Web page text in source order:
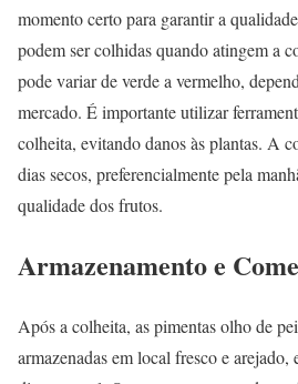
momento certo para garantir a
podem ser colhidas quando atingem a
pode variar de verde a vermelho,
mercado. É importante utilizar
colheita, evitando danos às plantas. A
dias secos, preferencialmente pela
qualidade dos frutos.
Armazenamento e
Após a colheita, as pimentas olho de
armazenadas em local fresco e arejado,